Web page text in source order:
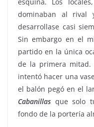
dominaban al rival
desarrollase casi
Sin embargo en el
partido en la única
de la primera mitad.
intentó hacer una
el balón pegó en el
Cabanillas que solo
fondo de la portería